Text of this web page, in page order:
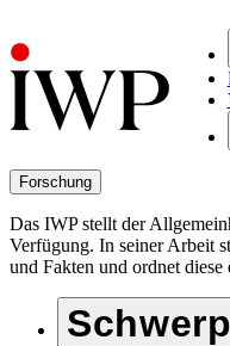
Forschung
Das IWP stellt der
Verfügung. In seiner Arbeit
und Fakten und ordnet diese